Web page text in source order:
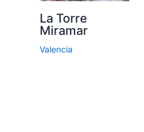
La Torre
Miramar
Valencia